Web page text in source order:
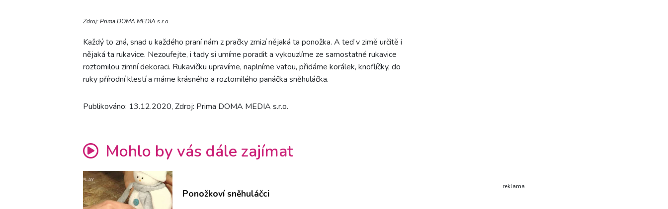
Zdroj: Prima DOMA MEDIA s.r.o.
Každý to zná, snad u každého praní nám z pračky zmizí nějaká ta ponožka. A teď v zimě určitě i
nějaká ta rukavice. Nezoufejte, i tady si umíme poradit a vykouzlíme ze samostatné rukavice
roztomilou zimní dekoraci. Rukavičku upravíme, naplníme vatou, přidáme korálek, knoflíčky, do
ruky přírodní klestí a máme krásného a roztomilého panáčka sněhuláčka.
Publikováno: 13.12.2020, Zdroj: Prima DOMA MEDIA s.r.o.
Mohlo by vás dále zajímat
Ponožkoví sněhuláčci
reklama